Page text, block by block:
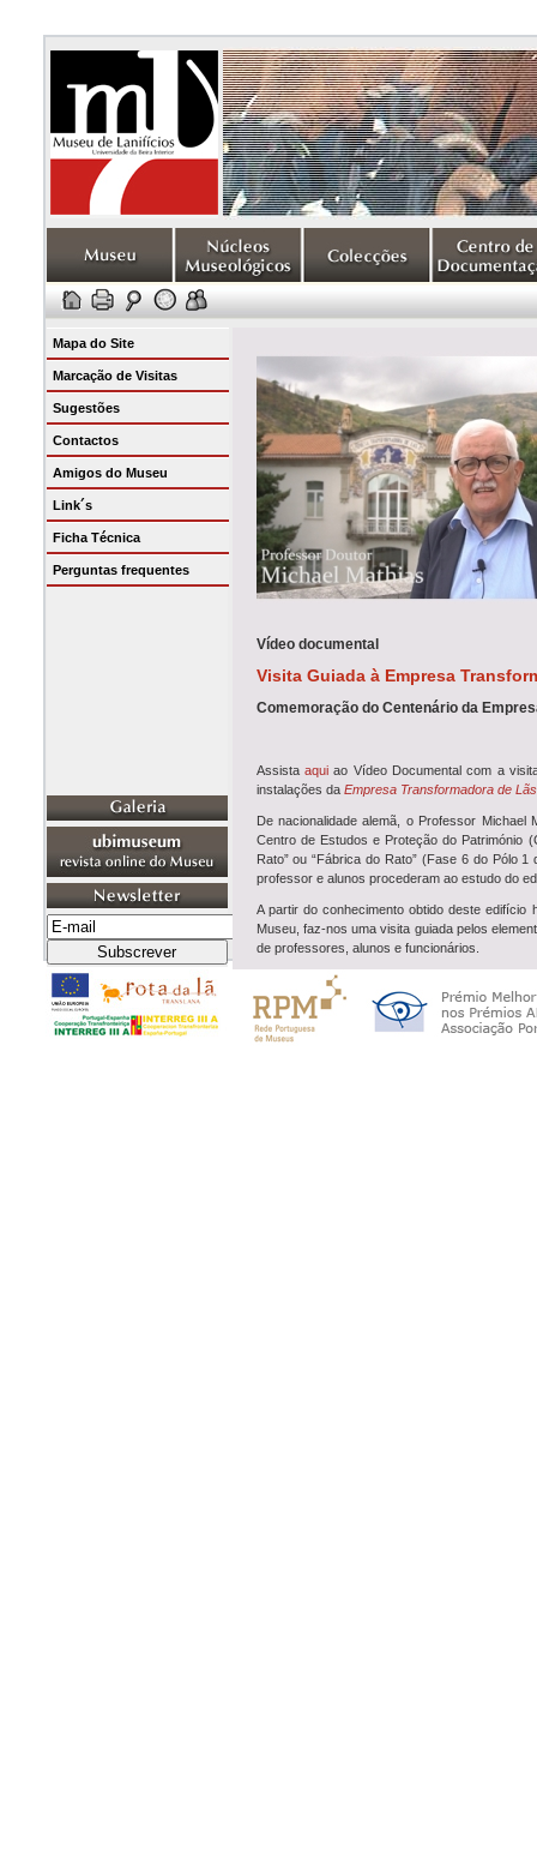
Mapa do Site
Marcação de Visitas
Sugestões
Contactos
Amigos do Museu
Link´s
Ficha Técnica
Perguntas frequentes
Vídeo documental
Visita Guiada à Empresa
Comemoração do Centenário da
Assista aquiao Vídeo Documental com a
instalações da Empresa Transformadora de
De nacionalidade alemã, o Professor
Centro de Estudos e Proteção do Património
Rato” ou “Fábrica do Rato” (Fase 6 do Pólo
professor e alunos procederam ao estudo do
A partir do conhecimento obtido deste edifício
Museu, faz-nos uma visita guiada pelos
de professores, alunos e funcionários.
Com a realização e produção do
um vídeo dinâmico e ilustrativo que esperamos
Mais um contributo do Museu de Lanifícios